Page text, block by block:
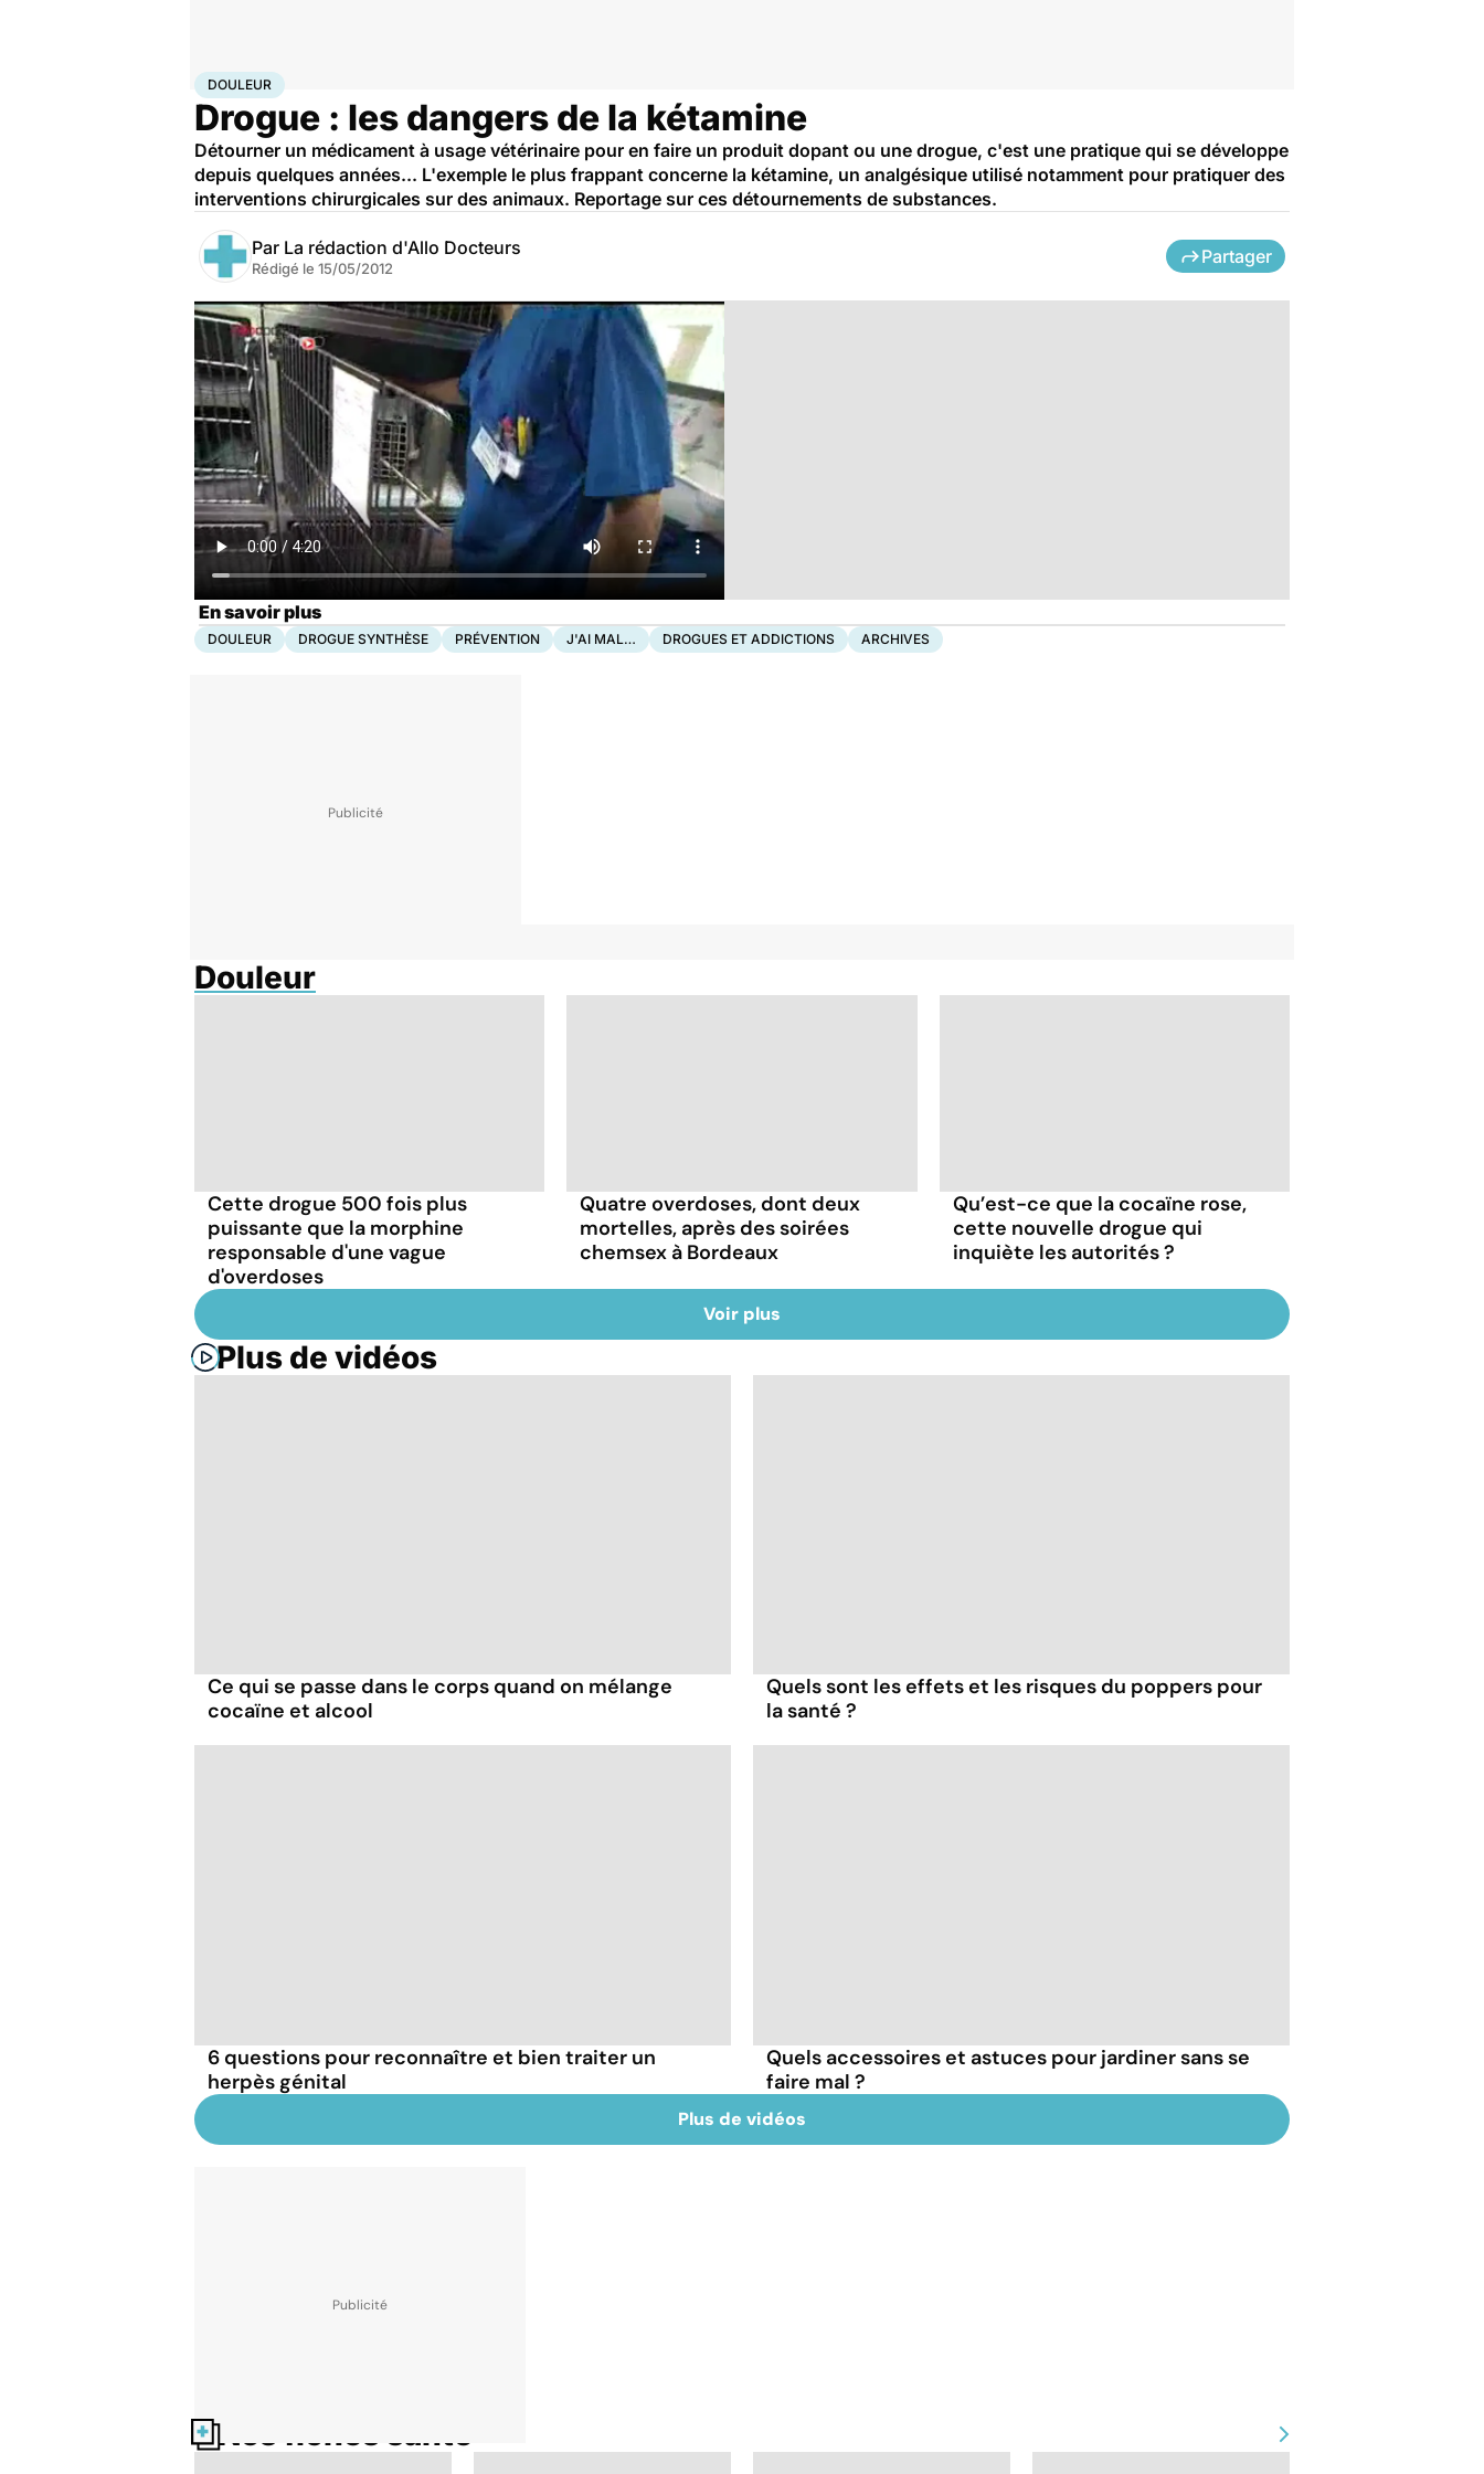
Accueil Santé Maladies
DOULEUR
Drogue : les dangers de la kétamine
Détourner un médicament à usage vétérinaire pour en faire un produit dopant ou une drogue, c'est une pratique qui se développe
depuis quelques années... L'exemple le plus frappant concerne la kétamine, un analgésique utilisé notamment pour pratiquer des
interventions chirurgicales sur des animaux. Reportage sur ces détournements de substances.
Par La rédaction d'Allo Docteurs
Rédigé le 15/05/2012
Partager
En savoir plus
DOULEUR DROGUE SYNTHÈSE PRÉVENTION J'AI MAL… DROGUES ET ADDICTIONS ARCHIVES
Douleur
Cette drogue 500 fois plus
puissante que la morphine
responsable d'une vague
d'overdoses
Quatre overdoses, dont deux
mortelles, après des soirées
chemsex à Bordeaux
Qu’est-ce que la cocaïne rose,
cette nouvelle drogue qui
inquiète les autorités ?
Voir plus
Plus de vidéos
Ce qui se passe dans le corps quand on mélange
cocaïne et alcool
Quels sont les effets et les risques du poppers pour
la santé ?
6 questions pour reconnaître et bien traiter un
herpès génital
Quels accessoires et astuces pour jardiner sans se
faire mal ?
Plus de vidéos
Nos fiches santé